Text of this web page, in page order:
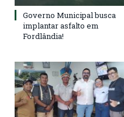
Governo Municipal busca
implantar asfalto em
Fordlândia!